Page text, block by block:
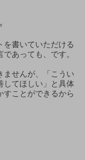
を書いていただける
あっても、です。
ませんが、「こうい
してほしい」と具体
すことができるから